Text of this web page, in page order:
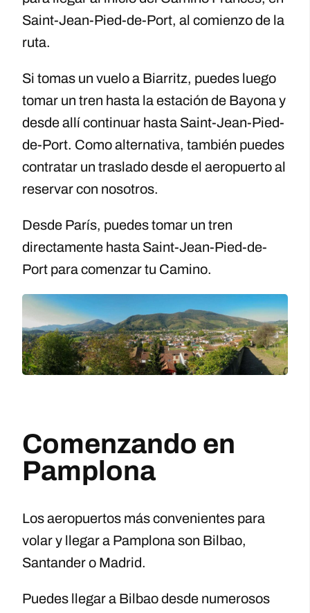
Saint-Jean-Pied-de-Port, al comienzo de la
ruta.
Si tomas un vuelo a Biarritz, puedes luego
tomar un tren hasta la estación de Bayona y
desde allí continuar hasta Saint-Jean-Pied-
de-Port. Como alternativa, también puedes
contratar un traslado desde el aeropuerto al
reservar con nosotros.
Desde París, puedes tomar un tren
directamente hasta Saint-Jean-Pied-de-
Port para comenzar tu Camino.
Comenzando en
Pamplona
Los aeropuertos más convenientes para
volar y llegar a Pamplona son Bilbao,
Santander o Madrid.
Puedes llegar a Bilbao desde numerosos